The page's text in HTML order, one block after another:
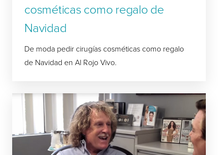
cosméticas como regalo de
Navidad
De moda pedir cirugías cosméticas como regalo
de Navidad en Al Rojo Vivo.